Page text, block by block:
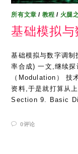
所有文章 / 教程 / 火腿
基础模拟
基础模拟与数字调
率合成) 一文,继续探
（Modulation） 技
资料,于是就打算从
Section 9. Basic
0评论